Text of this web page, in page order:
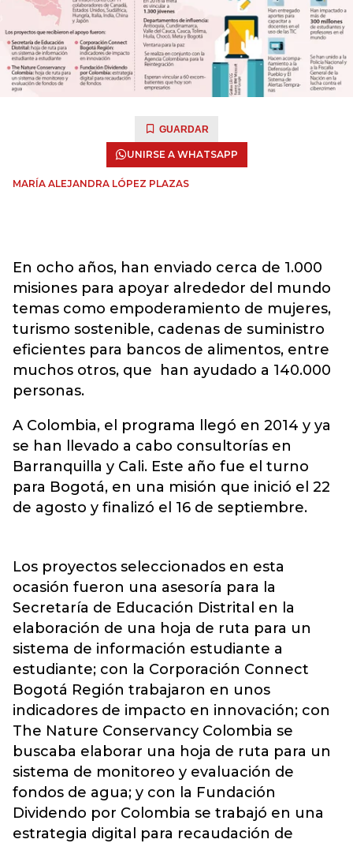
GUARDAR
UNIRSE A WHATSAPP
MARÍA ALEJANDRA LÓPEZ PLAZAS
En ocho años, han enviado cerca de 1.000
misiones para apoyar alrededor del mundo
temas como empoderamiento de mujeres,
turismo sostenible, cadenas de suministro
eficientes para bancos de alimentos, entre
muchos otros, que han ayudado a 140.000
personas.
A Colombia, el programa llegó en 2014 y ya
se han llevado a cabo consultorías en
Barranquilla y Cali. Este año fue el turno
para Bogotá, en una misión que inició el 22
de agosto y finalizó el 16 de septiembre.
Los proyectos seleccionados en esta
ocasión fueron una asesoría para la
Secretaría de Educación Distrital en la
elaboración de una hoja de ruta para un
sistema de información estudiante a
estudiante; con la Corporación Connect
Bogotá Región trabajaron en unos
indicadores de impacto en innovación; con
The Nature Conservancy Colombia se
buscaba elaborar una hoja de ruta para un
sistema de monitoreo y evaluación de
fondos de agua; y con la Fundación
Dividendo por Colombia se trabajó en una
estrategia digital para recaudación de